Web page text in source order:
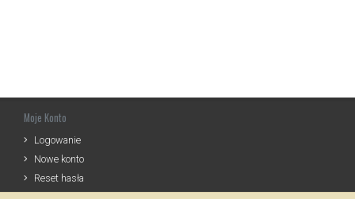
Moje Konto
Logowanie
Nowe konto
Reset hasła